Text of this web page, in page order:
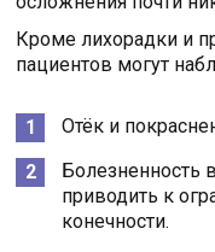
Кроме лихорадки и
пациентов могут
Отёк и
Болезненность
приводить к
конечности.